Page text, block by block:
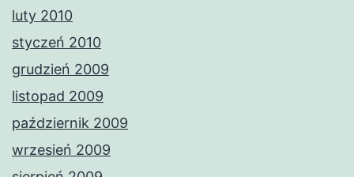
luty 2010
styczeń 2010
grudzień 2009
listopad 2009
październik 2009
wrzesień 2009